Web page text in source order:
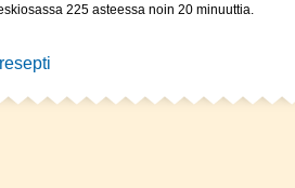
225 asteessa noin 20 minuuttia.